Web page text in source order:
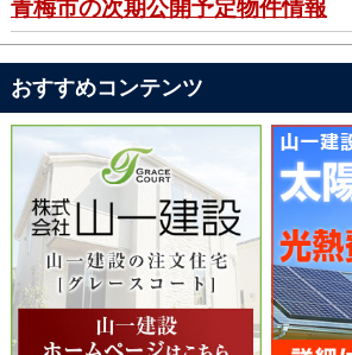
青梅市の次期公開予定物件情報
おすすめコンテンツ